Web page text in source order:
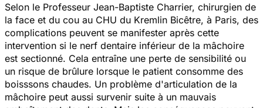
Selon le Professeur Jean-Baptiste Charrier, chirurgien de
la face et du cou au CHU du Kremlin Bicêtre, à Paris, des
complications peuvent se manifester après cette
intervention si le nerf dentaire inférieur de la mâchoire
est sectionné. Cela entraîne une perte de sensibilité ou
un risque de brûlure lorsque le patient consomme des
boisssons chaudes. Un problème d'articulation de la
mâchoire peut aussi survenir suite à un mauvais